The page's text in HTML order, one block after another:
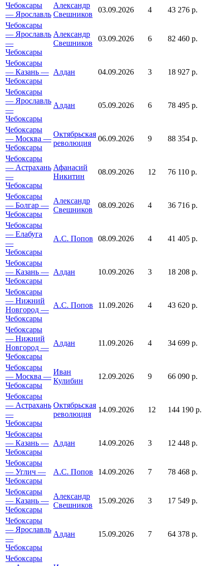
Чебоксары
— Ярославль
Александр
Свешников
03.09.2026 4
43 276 р.
Чебоксары
— Ярославль
—
Чебоксары
Александр
Свешников
03.09.2026 6 82 460 р.
Чебоксары
— Казань —
Чебоксары
Алдан 04.09.2026 3 18 927 р.
Чебоксары
— Ярославль
—
Чебоксары
Алдан 05.09.2026 6 78 495 р.
Чебоксары
— Москва —
Чебоксары
Октябрьская
революция
06.09.2026 9 88 354 р.
Чебоксары
— Астрахань
—
Чебоксары
Афанасий
Никитин
08.09.2026 12 76 110 р.
Чебоксары
— Болгар —
Чебоксары
Александр
Свешников
08.09.2026 4 36 716 р.
Чебоксары
— Елабуга
—
Чебоксары
А.С. Попов 08.09.2026 4 41 405 р.
Чебоксары
— Казань —
Чебоксары
Алдан 10.09.2026 3 18 208 р.
Чебоксары
— Нижний
Новгород —
Чебоксары
А.С. Попов 11.09.2026 4 43 620 р.
Чебоксары
— Нижний
Новгород —
Чебоксары
Алдан 11.09.2026 4 34 699 р.
Чебоксары
— Москва —
Чебоксары
Иван
Кулибин
12.09.2026 9 66 090 р.
Чебоксары
— Астрахань
—
Чебоксары
Октябрьская
революция
14.09.2026 12 144 190 р.
Чебоксары
— Казань —
Чебоксары
Алдан 14.09.2026 3 12 448 р.
Чебоксары
— Углич —
Чебоксары
А.С. Попов 14.09.2026 7 78 468 р.
Чебоксары
— Казань —
Чебоксары
Александр
Свешников
15.09.2026 3 17 549 р.
Чебоксары
— Ярославль
—
Чебоксары
Алдан 15.09.2026 7 64 378 р.
Чебоксары